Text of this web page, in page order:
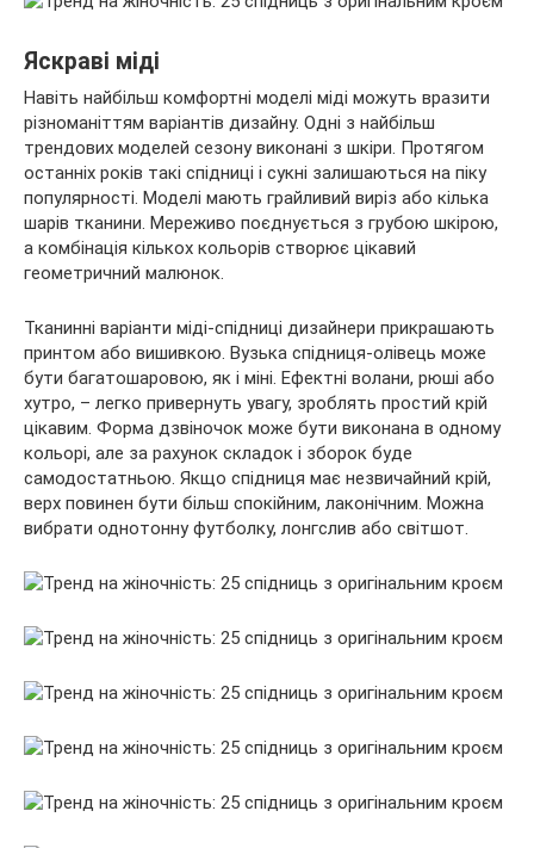
Яскраві міді
Навіть найбільш комфортні моделі міді можуть вразити
різноманіттям варіантів дизайну. Одні з найбільш
трендових моделей сезону виконані з шкіри. Протягом
останніх років такі спідниці і сукні залишаються на піку
популярності. Моделі мають грайливий виріз або кілька
шарів тканини. Мереживо поєднується з грубою шкірою,
а комбінація кількох кольорів створює цікавий
геометричний малюнок.
Тканинні варіанти міді-спідниці дизайнери прикрашають
принтом або вишивкою. Вузька спідниця-олівець може
бути багатошаровою, як і міні. Ефектні волани, рюші або
хутро, – легко привернуть увагу, зроблять простий крій
цікавим. Форма дзвіночок може бути виконана в одному
кольорі, але за рахунок складок і зборок буде
самодостатньою. Якщо спідниця має незвичайний крій,
верх повинен бути більш спокійним, лаконічним. Можна
вибрати однотонну футболку, лонгслив або світшот.